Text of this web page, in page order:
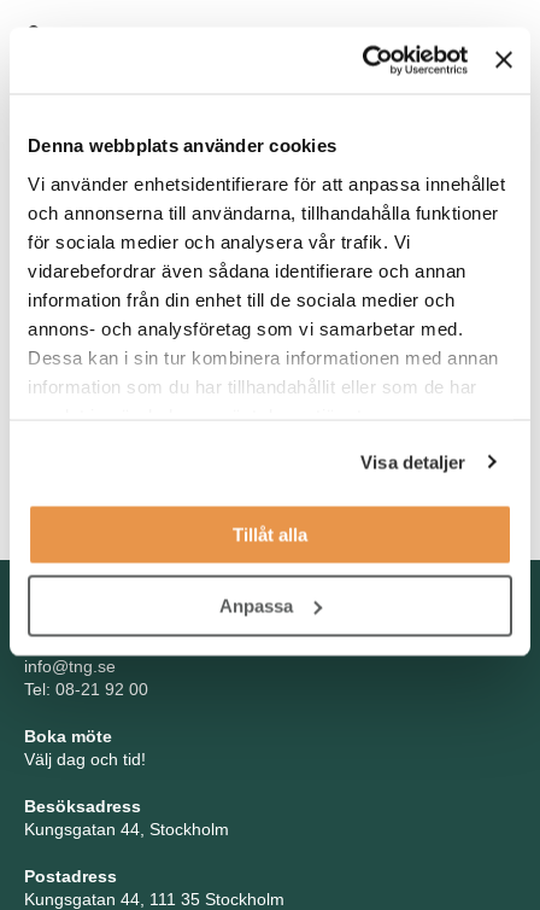
Denna webbplats använder cookies
Vi använder enhetsidentifierare för att anpassa innehållet
och annonserna till användarna, tillhandahålla funktioner
för sociala medier och analysera vår trafik. Vi
vidarebefordrar även sådana identifierare och annan
information från din enhet till de sociala medier och
annons- och analysföretag som vi samarbetar med.
Dessa kan i sin tur kombinera informationen med annan
information som du har tillhandahållit eller som de har
Visa detaljer
Tillåt alla
Anpassa
Du kommer att arbeta självständigt och har ekonomichef på
Våra förväntningar
Du har en relevant utbildning och flerårig erfarenhet av
ovanstående arbetsuppgifter, gärna från ett mindre bolag.
Erfarenhet av förbättringsarbete och digitalisering är
meriterande.
För att lyckas i rollen är du prestigelös och flexibel i ditt arbete,
och gillar kombinationen och variationen som erbjuds i form av
och en större koncern.
Vidare söker vi en person som är analytisk, nyfiken och som
TNG Group AB
info@tng.se
Tel: 08-21 92 00
Boka möte
Välj dag och tid!
Besöksadress
Kungsgatan 44, Stockholm
Postadress
Kungsgatan 44, 111 35 Stockholm